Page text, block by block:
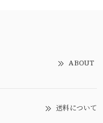
ABOUT
送料について